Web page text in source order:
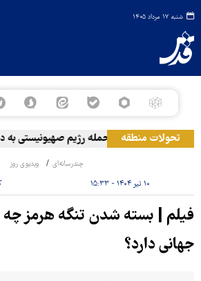
شنبه ۱۷ مرداد ۱۴۰۵
تحولات منطقه حمله رژیم صهیونیستی به
چندرسانه‌ای ویدیوی روز
۱۰ تیر ۱۴۰۴ - ۱۵:۳۳
فیلم | بسته شدن تنگه هرمز چه
جهانی دارد؟